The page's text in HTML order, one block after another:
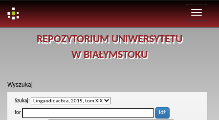
REPOZYTORIUM UNIWERSYTETU
W BIAŁYMSTOKU
Wyszukaj
Szukaj:
for